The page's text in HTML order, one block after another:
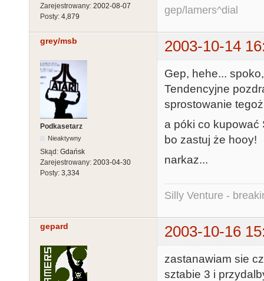
Zarejestrowany: 2002-08-07
Posty: 4,879
gep/lamers^dial
grey/msb 2003-10-14
Podkasetarz
Nieaktywny
Skąd: Gdańsk
Zarejestrowany: 2003-04-30
Posty: 3,334
Gep, hehe...
Tendencyjne
sprostowanie
a póki co kupować
bo zastuj że hooy!
narkaz...
Silly Venture -
gepard 2003-10-16
zastanawiam sie
sztabie 3 i